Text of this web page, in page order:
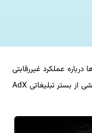
عملکرد غیررقابتی
اش در اتحادیه اروپا پیشنهاد کرده بود بخشی از بستر تبلیغاتی AdX